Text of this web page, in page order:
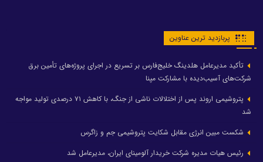
پربازدید ترین عناوین
تأکید مدیرعامل هلدینگ خلیج‌فارس بر تسریع در اجرای پروژه‌های تأمین برق
شرکت‌های آسیب‌دیده با مشارکت مپنا
پتروشیمی اروند پس از اختلالات ناشی از جنگ، با کاهش ۷۱ درصدی تولید مواجه
شد
شکست مبین انرژی مقابل شکایت پتروشیمی جم و زاگرس
رئیس هیات مدیره شرکت خریدار آلومینای ایران، مدیرعامل شد